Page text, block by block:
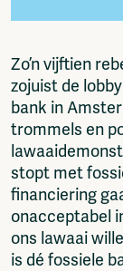
Zo’n vijftien
zojuist de
bank in
trommels en
stopt met
financiering
onacceptabel
ons lawaai
is dé fossiele